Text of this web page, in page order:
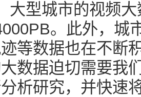
大型城市的视频
。此外，城
等数据也在不断
数据迫切需要我
析研究，并快速